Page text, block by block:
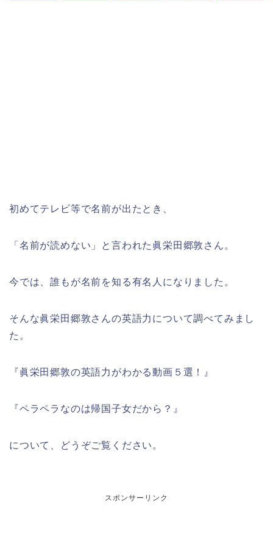
初めてテレビ等で名前が出たとき、
「名前が読めない」と言われた眞栄田郷敦さん。
今では、誰もが名前を知る有名人になりました。
そんな眞栄田郷敦さんの英語力について調べてみまし
た。
『眞栄田郷敦の英語力がわかる動画５選！』
『ペラペラなのは帰国子女だから？』
について、どうぞご覧ください。
スポンサーリンク